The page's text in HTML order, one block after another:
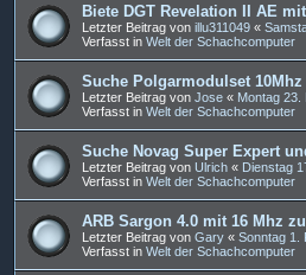
Biete DGT Revelation II AE
Letzter Beitrag von illu311049 «
Verfasst in Welt der Schachcomputer
Suche Polgarmodulset
Letzter Beitrag von Jose « Montag 23.
Verfasst in Welt der Schachcomputer
Suche Novag Super Expert
Letzter Beitrag von Ulrich « Dienstag
Verfasst in Welt der Schachcomputer
ARB Sargon 4.0 mit 16 Mhz
Letzter Beitrag von Gary « Sonntag 1.
Verfasst in Welt der Schachcomputer